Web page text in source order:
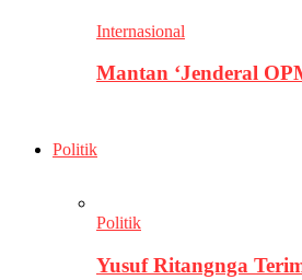
Internasional
Mantan ‘Jenderal
Politik
Politik
Yusuf Ritangnga